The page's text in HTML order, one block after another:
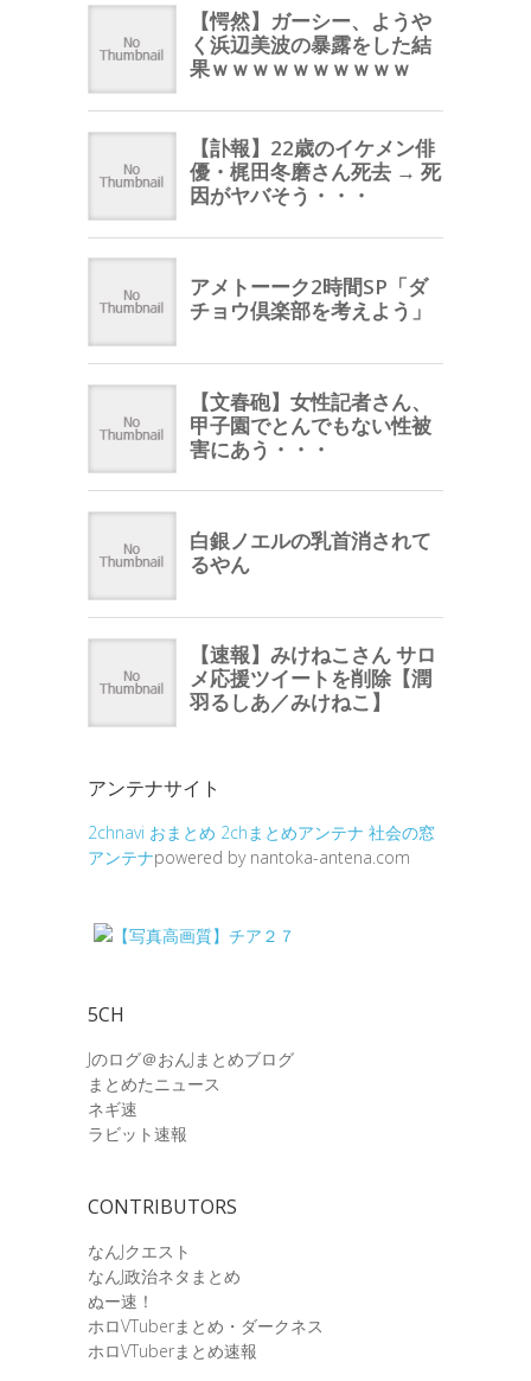
アンテナサイト
2chnavi おまとめ 2chまとめアンテナ 社会の窓
アンテナpowered by nantoka-antena.com
5CH
Jのログ＠おんJまとめブログ
まとめたニュース
ネギ速
ラビット速報
CONTRIBUTORS
なんJクエスト
なんJ政治ネタまとめ
ぬー速！
ホロVTuberまとめ・ダークネス
ホロVTuberまとめ速報